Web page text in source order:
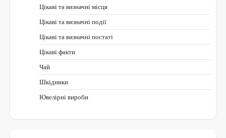
Цікаві та визначні місця
Цікаві та визначні події
Цікаві та визначні постаті
Цікаві факти
Чай
Шкідники
Ювелірні вироби